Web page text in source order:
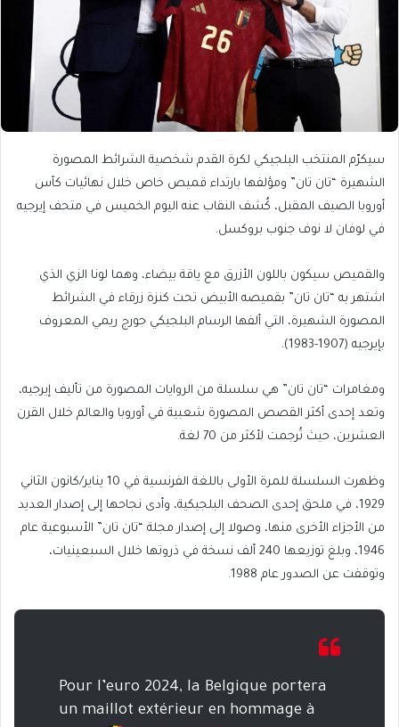
سيكرّم المنتخب البلجيكي لكرة القدم شخصية الشرائط المصورة
الشهيرة “تان تان” ومؤلفها بارتداء قميص خاص خلال نهائيات كأس
أوروبا الصيف المقبل، كُشف النقاب عنه اليوم الخميس في متحف إيرجيه
في لوفان لا نوف جنوب بروكسل.
والقميص سيكون باللون الأزرق مع ياقة بيضاء، وهما لونا الزي الذي
اشتهر به “تان تان” بقميصه الأبيض تحت كنزة زرقاء في الشرائط
المصورة الشهيرة، التي ألفها الرسام البلجيكي جورج ريمي المعروف
بإيرجيه (1907-1983).
ومغامرات “تان تان” هي سلسلة من الروايات المصورة من تأليف إيرجيه،
وتعد إحدى أكثر القصص المصورة شعبية في أوروبا والعالم خلال القرن
العشرين، حيث تُرجمت لأكثر من 70 لغة.
وظهرت السلسلة للمرة الأولى باللغة الفرنسية في 10 يناير/كانون الثاني
1929، في ملحق إحدى الصحف البلجيكية، وأدى نجاحها إلى إصدار العديد
من الأجزاء الأخرى منها، وصولا إلى إصدار مجلة “تان تان” الأسبوعية عام
1946، وبلغ توزيعها 240 ألف نسخة في ذروتها خلال السبعينيات،
وتوقفت عن الصدور عام 1988.
Pour l’euro 2024, la Belgique portera
un maillot extérieur en hommage à